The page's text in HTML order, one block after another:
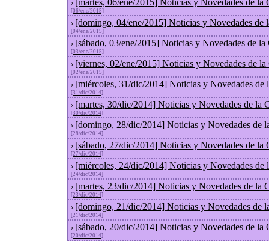
› [martes, 06/ene/2015] Noticias y Novedades de la
[06/ene/2015]
› [domingo, 04/ene/2015] Noticias y Novedades de
[04/ene/2015]
› [sábado, 03/ene/2015] Noticias y Novedades de la
[03/ene/2015]
› [viernes, 02/ene/2015] Noticias y Novedades de
[02/ene/2015]
› [miércoles, 31/dic/2014] Noticias y Novedades de
[31/dic/2014]
› [martes, 30/dic/2014] Noticias y Novedades de la
[30/dic/2014]
› [domingo, 28/dic/2014] Noticias y Novedades de
[28/dic/2014]
› [sábado, 27/dic/2014] Noticias y Novedades de la
[27/dic/2014]
› [miércoles, 24/dic/2014] Noticias y Novedades de
[24/dic/2014]
› [martes, 23/dic/2014] Noticias y Novedades de la
[23/dic/2014]
› [domingo, 21/dic/2014] Noticias y Novedades de
[21/dic/2014]
› [sábado, 20/dic/2014] Noticias y Novedades de la
[20/dic/2014]